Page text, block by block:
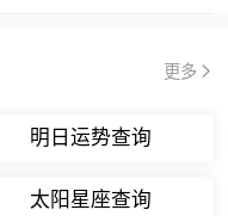
更多
明日运势查询
太阳星座查询